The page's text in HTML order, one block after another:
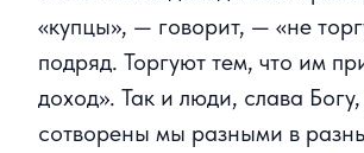
«купцы», — говорит, — «не
подряд. Торгуют тем, что им
доход». Так и люди, слава
сотворены мы разными в